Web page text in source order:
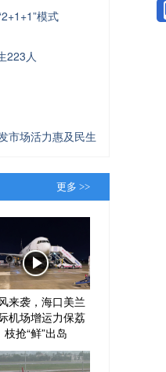
模式
223人
市场活力惠及民生
更多 >>
来袭，海口美兰
机场增运力保荔
枝抢“鲜”出岛